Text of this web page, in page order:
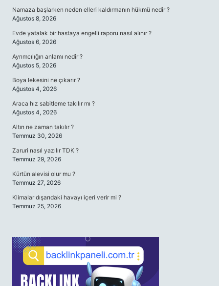
Namaza başlarken neden elleri kaldırmanın hükmü nedir ?
Ağustos 8, 2026
Evde yatalak bir hastaya engelli raporu nasıl alınır ?
Ağustos 6, 2026
Ayrımcılığın anlamı nedir ?
Ağustos 5, 2026
Boya lekesini ne çıkarır ?
Ağustos 4, 2026
Araca hız sabitleme takılır mı ?
Ağustos 4, 2026
Altın ne zaman takılır ?
Temmuz 30, 2026
Zaruri nasıl yazılır TDK ?
Temmuz 29, 2026
Kürtün alevisi olur mu ?
Temmuz 27, 2026
Klimalar dışarıdaki havayı içeri verir mi ?
Temmuz 25, 2026